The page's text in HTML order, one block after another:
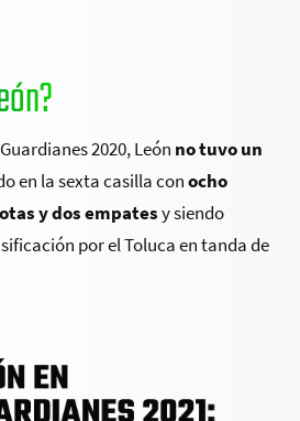
2020, León no tuvo un
en la sexta casilla conocho
y dos empatesy siendo
por el Toluca en tanda de